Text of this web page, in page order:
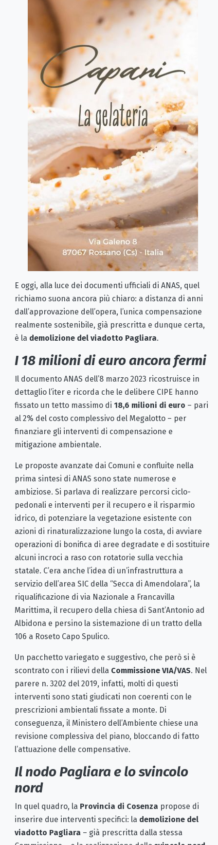
E oggi, alla luce dei documenti ufficiali di ANAS, quel
richiamo suona ancora più chiaro: a distanza di anni
dall’approvazione dell’opera, l’unica compensazione
realmente sostenibile, già prescritta e dunque certa,
è la demolizione del viadotto Pagliara.
I 18 milioni di euro ancora fermi
Il documento ANAS dell’8 marzo 2023 ricostruisce in
dettaglio l’iter e ricorda che le delibere CIPE hanno
fissato un tetto massimo di 18,6 milioni di euro – pari
al 2% del costo complessivo del Megalotto – per
finanziare gli interventi di compensazione e
mitigazione ambientale.
Le proposte avanzate dai Comuni e confluite nella
prima sintesi di ANAS sono state numerose e
ambiziose. Si parlava di realizzare percorsi ciclo-
pedonali e interventi per il recupero e il risparmio
idrico, di potenziare la vegetazione esistente con
azioni di rinaturalizzazione lungo la costa, di avviare
operazioni di bonifica di aree degradate e di sostituire
alcuni incroci a raso con rotatorie sulla vecchia
statale. C’era anche l’idea di un’infrastruttura a
servizio dell’area SIC della “Secca di Amendolara”, la
riqualificazione di via Nazionale a Francavilla
Marittima, il recupero della chiesa di Sant’Antonio ad
Albidona e persino la sistemazione di un tratto della
106 a Roseto Capo Spulico.
Un pacchetto variegato e suggestivo, che però si è
scontrato con i rilievi della Commissione VIA/VAS. Nel
parere n. 3202 del 2019, infatti, molti di questi
interventi sono stati giudicati non coerenti con le
prescrizioni ambientali fissate a monte. Di
conseguenza, il Ministero dell’Ambiente chiese una
revisione complessiva del piano, bloccando di fatto
l’attuazione delle compensative.
Il nodo Pagliara e lo svincolo
nord
In quel quadro, la Provincia di Cosenza propose di
inserire due interventi specifici: la demolizione del
viadotto Pagliara – già prescritta dalla stessa